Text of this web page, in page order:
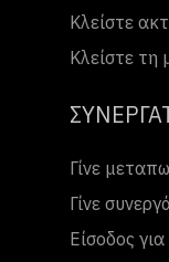
Κλείστε
Κλείστε τη
Γίνε
Γίνε
Είσοδος